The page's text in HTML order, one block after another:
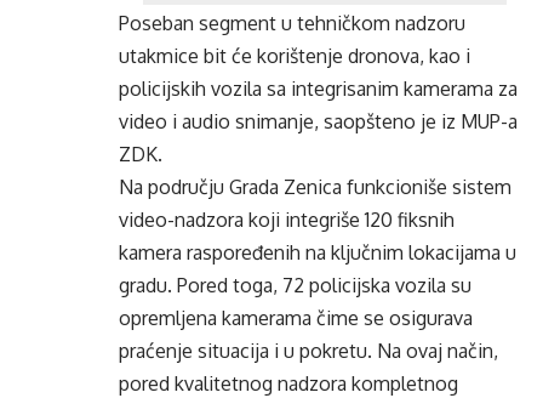
Poseban segment u tehničkom nadzoru
utakmice bit će korištenje dronova, kao i
policijskih vozila sa integrisanim kamerama za
video i audio snimanje, saopšteno je iz MUP-a
ZDK.
Na području Grada Zenica funkcioniše sistem
video-nadzora koji integriše 120 fiksnih
kamera raspoređenih na ključnim lokacijama u
gradu. Pored toga, 72 policijska vozila su
opremljena kamerama čime se osigurava
praćenje situacija i u pokretu. Na ovaj način,
pored kvalitetnog nadzora kompletnog